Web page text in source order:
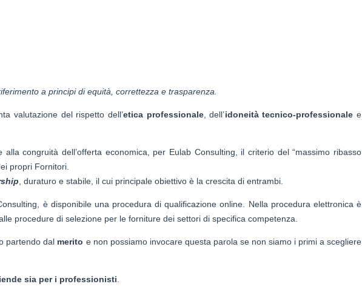
a principi di equità, correttezza e trasparenza.
valutazione del rispetto dell’etica professionale, dell’idoneità tecnico-professionale e
congruità dell’offerta economica, per Eulab Consulting, il criterio del “massimo ribasso
propri Fornitori.
, duraturo e stabile, il cui principale obiettivo è la crescita di entrambi.
è disponibile una procedura di qualificazione online. Nella procedura elettronica è
procedure di selezione per le forniture dei settori di specifica competenza.
partendo dal merito e non possiamo invocare questa parola se non siamo i primi a scegliere
sia per i professionisti